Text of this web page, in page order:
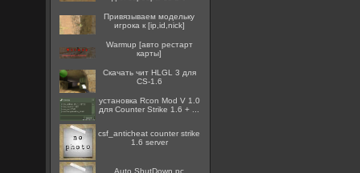
Привязываем модельку
игрока к [ip,id,nick]
Warmup [авто рестарт
карты]
Скачать чит HLGL 3 для
CS-1.6
установка Rcon Mod V 1.0
для Counter Strike 1.6 + ...
csf_anticheat counter strike
1.6 server
Auto ShutDown pc